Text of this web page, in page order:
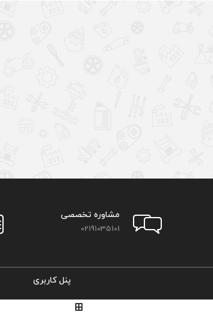
مشاوره تخصصی
02191035101
پنل کاربری